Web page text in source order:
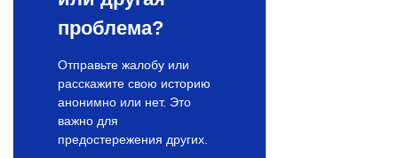
проблема?
Отправьте жалобу или
расскажите свою историю
анонимно или нет. Это
важно для
предостережения других.